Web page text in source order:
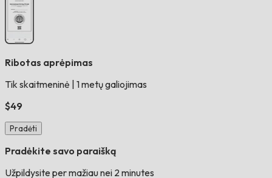
Ribotas aprėpimas
Tik skaitmeninė 1 metų galiojimas
$49
Pradėti
Pradėkite savo paraišką
Užpildysite per mažiau nei 2 minutes